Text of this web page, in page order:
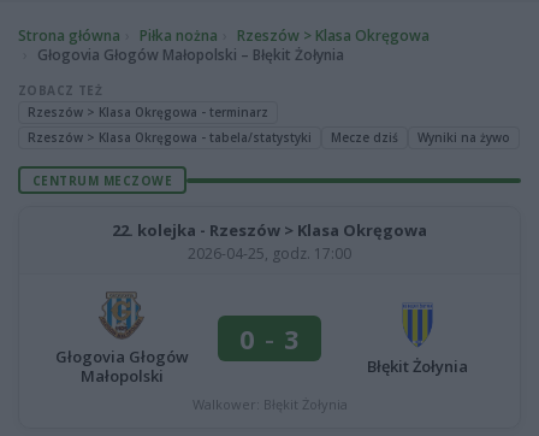
Strona główna Piłka nożna
Rzeszów > Klasa Okręgowa
Głogovia Głogów Małopolski – Błękit Żołynia
ZOBACZ TEŻ
Rzeszów > Klasa Okręgowa - terminarz
Rzeszów > Klasa Okręgowa - tabela/statystyki
Mecze dziś Wyniki na żywo
CENTRUM MECZOWE
22. kolejka - Rzeszów > Klasa Okręgowa
2026-04-25, godz. 17:00
Głogovia Głogów
Małopolski
0 - 3
Błękit Żołynia
Walkower: Błękit Żołynia